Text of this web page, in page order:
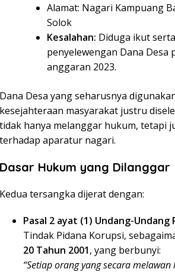
Alamat: Nagari Kampuang
Solok
Kesalahan: Diduga ikut
penyelewengan Dana
anggaran 2023.
Dana Desa yang seharusnya
kesejahteraan masyarakat justru
tidak hanya melanggar hukum, tetapi
terhadap aparatur nagari.
Dasar Hukum yang Dilanggar
Kedua tersangka dijerat dengan:
Pasal 2 ayat (1) Undang-Undang
Tindak Pidana Korupsi,
20 Tahun 2001, yang berbunyi:
“Setiap orang yang secara